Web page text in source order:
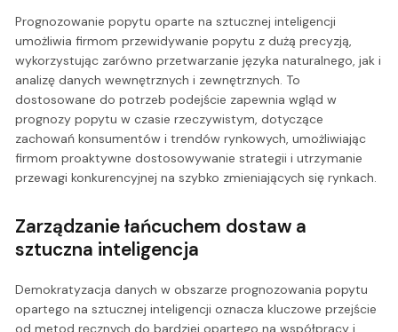
Prognozowanie popytu oparte na sztucznej inteligencji
umożliwia firmom przewidywanie popytu z dużą precyzją,
wykorzystując zarówno przetwarzanie języka naturalnego, jak i
analizę danych wewnętrznych i zewnętrznych. To
dostosowane do potrzeb podejście zapewnia wgląd w
prognozy popytu w czasie rzeczywistym, dotyczące
zachowań konsumentów i trendów rynkowych, umożliwiając
firmom proaktywne dostosowywanie strategii i utrzymanie
przewagi konkurencyjnej na szybko zmieniających się rynkach.
Zarządzanie łańcuchem dostaw a
sztuczna inteligencja
Demokratyzacja danych w obszarze prognozowania popytu
opartego na sztucznej inteligencji oznacza kluczowe przejście
od metod ręcznych do bardziej opartego na współpracy i